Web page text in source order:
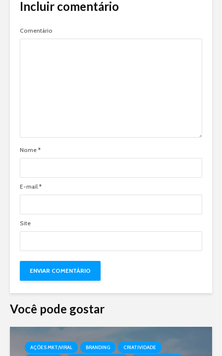
Incluir comentário
Comentário
Nome *
E-mail *
Site
Você pode gostar
AÇÕES MKT/VIRAL BRANDING
CRIATIVIDADE